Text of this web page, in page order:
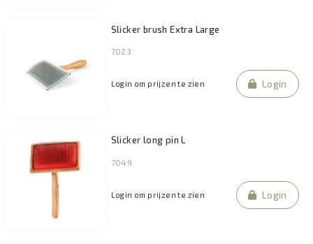
Slicker brush Extra Large
7023
Login om prijzen te zien Login
Slicker long pin L
7049
Login om prijzen te zien Login